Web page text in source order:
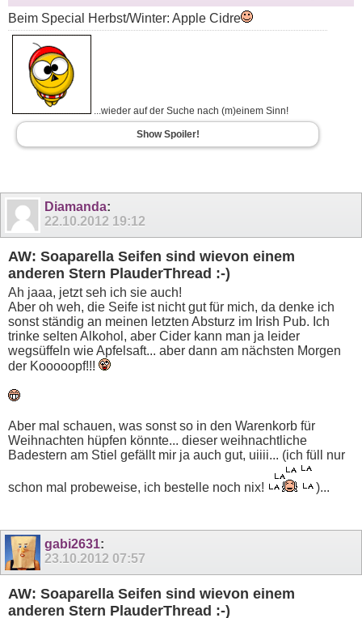
Beim Special Herbst/Winter: Apple Cidre
...wieder auf der Suche nach (m)einem Sinn!
Show Spoiler!
Diamanda:
22.10.2012 19:12
AW: Soaparella Seifen sind wievon einem
anderen Stern PlauderThread :-)
Ah jaaa, jetzt seh ich sie auch!
Aber oh weh, die Seife ist nicht gut für mich, da denke ich
sonst ständig an meinen letzten Absturz im Irish Pub. Ich
trinke selten Alkohol, aber Cider kann man ja leider
wegsüffeln wie Apfelsaft... aber dann am nächsten Morgen
der Kooooopf!!!
Aber mal schauen, was sonst so in den Warenkorb für
Weihnachten hüpfen könnte... dieser weihnachtliche
Badestern am Stiel gefällt mir ja auch gut, uiiii... (ich füll nur
schon mal probeweise, ich bestelle noch nix! )...
gabi2631:
23.10.2012 07:57
AW: Soaparella Seifen sind wievon einem
anderen Stern PlauderThread :-)